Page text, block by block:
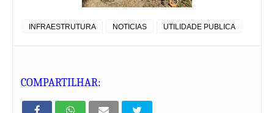
INFRAESTRUTURA NOTICIAS UTILIDADE PUBLICA
COMPARTILHAR: